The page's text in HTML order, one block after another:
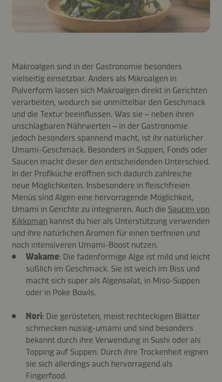
Makroalgen sind in der Gastronomie besonders
vielseitig einsetzbar. Anders als Mikroalgen in
Pulverform lassen sich Makroalgen direkt in Gerichten
verarbeiten, wodurch sie unmittelbar den Geschmack
und die Textur beeinflussen. Was sie – neben ihren
unschlagbaren Nährwerten – in der Gastronomie
jedoch besonders spannend macht, ist ihr natürlicher
Umami-Geschmack. Besonders in Suppen, Fonds oder
Saucen macht dieser den entscheidenden Unterschied.
In der Profiküche eröffnen sich dadurch zahlreiche
neue Möglichkeiten. Insbesondere in fleischfreien
Menüs sind Algen eine hervorragende Möglichkeit,
Umami in Gerichte zu integrieren. Auch die Saucen von
Kikkoman kannst du hier als Unterstützung verwenden
und ihre natürlichen Aromen für einen tierfreien und
noch intensiveren Umami-Boost nutzen.
Wakame: Die fadenförmige Alge ist mild und leicht
süßlich im Geschmack. Sie ist weich im Biss und
macht sich super als Algensalat, in Miso-Suppen
oder in Poke Bowls.
Nori: Die gerösteten, meist rechteckigen Blätter
schmecken nussig-umami und sind besonders
bekannt durch ihre Verwendung in Sushi oder als
Topping auf Suppen. Durch ihre Trockenheit eignen
sie sich allerdings auch hervorragend als
Fingerfood.